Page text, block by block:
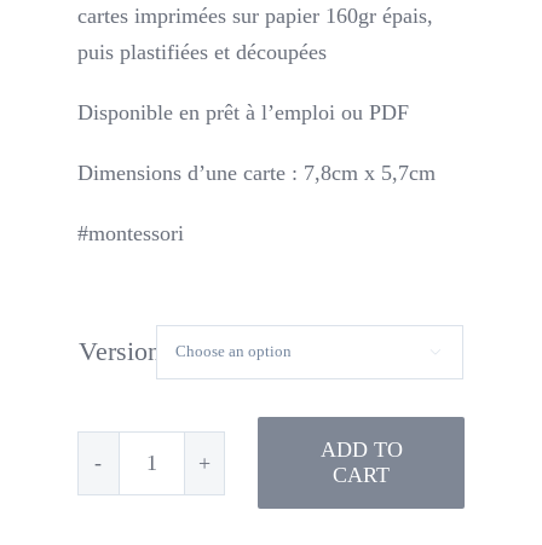
cartes imprimées sur papier 160gr épais,
puis plastifiées et découpées
Disponible en prêt à l’emploi ou PDF
Dimensions d’une carte : 7,8cm x 5,7cm
#montessori
Version 
ADD TO
CART